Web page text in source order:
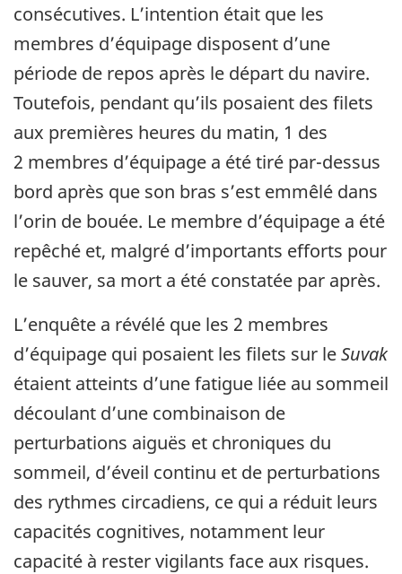
consécutives. L’intention était que les
membres d’équipage disposent d’une
période de repos après le départ du navire.
Toutefois, pendant qu’ils posaient des filets
aux premières heures du matin, 1 des
2 membres d’équipage a été tiré par-dessus
bord après que son bras s’est emmêlé dans
l’orin de bouée. Le membre d’équipage a été
repêché et, malgré d’importants efforts pour
le sauver, sa mort a été constatée par après.
L’enquête a révélé que les 2 membres
d’équipage qui posaient les filets sur leSuvak
étaient atteints d’une fatigue liée au sommeil
découlant d’une combinaison de
perturbations aiguës et chroniques du
sommeil, d’éveil continu et de perturbations
des rythmes circadiens, ce qui a réduit leurs
capacités cognitives, notamment leur
capacité à rester vigilants face aux risques.